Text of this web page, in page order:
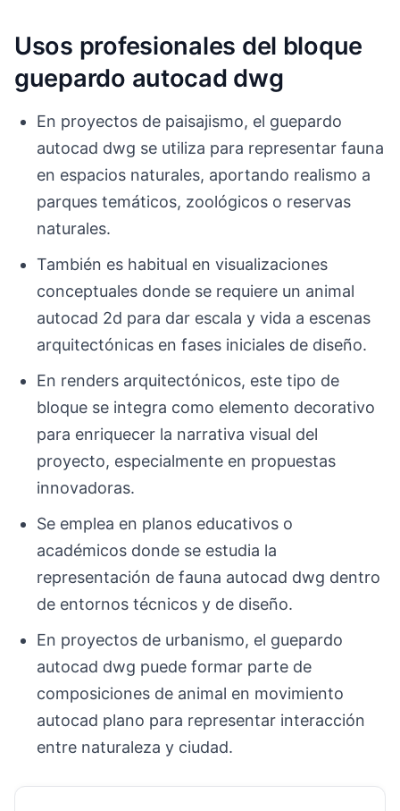
Usos profesionales del bloque
guepardo autocad dwg
En proyectos de paisajismo, el guepardo
autocad dwg se utiliza para representar fauna
en espacios naturales, aportando realismo a
parques temáticos, zoológicos o reservas
naturales.
También es habitual en visualizaciones
conceptuales donde se requiere un animal
autocad 2d para dar escala y vida a escenas
arquitectónicas en fases iniciales de diseño.
En renders arquitectónicos, este tipo de
bloque se integra como elemento decorativo
para enriquecer la narrativa visual del
proyecto, especialmente en propuestas
innovadoras.
Se emplea en planos educativos o
académicos donde se estudia la
representación de fauna autocad dwg dentro
de entornos técnicos y de diseño.
En proyectos de urbanismo, el guepardo
autocad dwg puede formar parte de
composiciones de animal en movimiento
autocad plano para representar interacción
entre naturaleza y ciudad.